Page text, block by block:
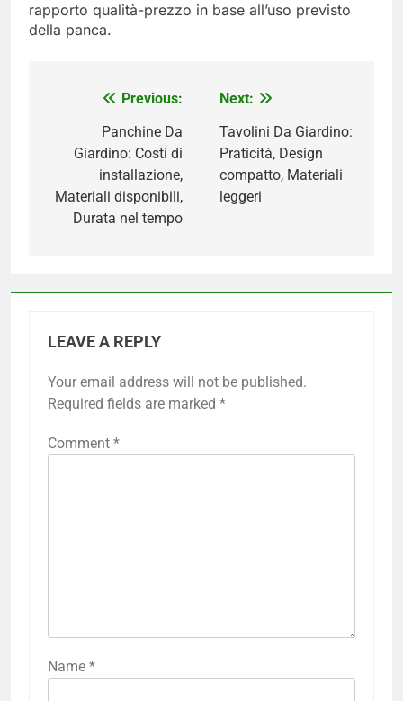
rapporto qualità-prezzo in base all’uso previsto
della panca.
navigation
Previous:
Panchine Da
Giardino: Costi di
installazione,
Materiali disponibili,
Durata nel tempo
Next:
Tavolini Da Giardino:
Praticità, Design
compatto, Materiali
leggeri
LEAVE A REPLY
Your email address will not be published.
Required fields are marked *
Comment *
Name *